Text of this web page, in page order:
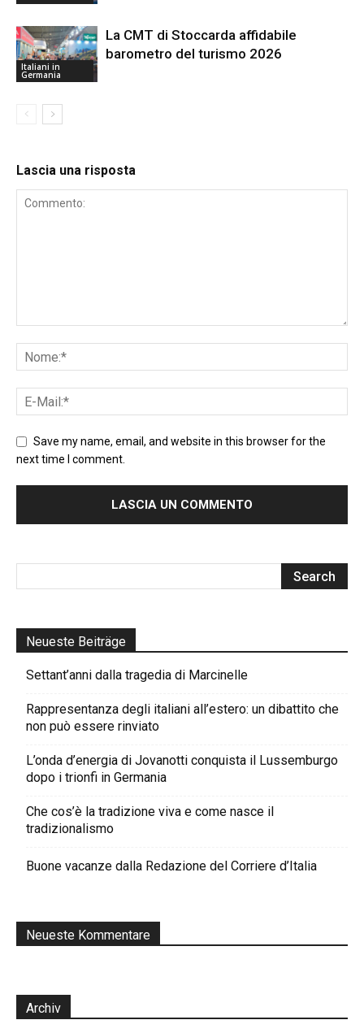
Italiani in
Germania
La CMT di Stoccarda affidabile
barometro del turismo 2026
Lascia una risposta
Save my name, email, and website in this browser for the
next time I comment.
Neueste Beiträge
Settant’anni dalla tragedia di Marcinelle
Rappresentanza degli italiani all’estero: un dibattito che
non può essere rinviato
L’onda d’energia di Jovanotti conquista il Lussemburgo
dopo i trionfi in Germania
Che cos’è la tradizione viva e come nasce il
tradizionalismo
Buone vacanze dalla Redazione del Corriere d’Italia
Neueste Kommentare
Archiv